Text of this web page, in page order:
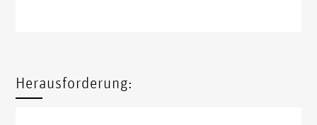
Herausforderung: